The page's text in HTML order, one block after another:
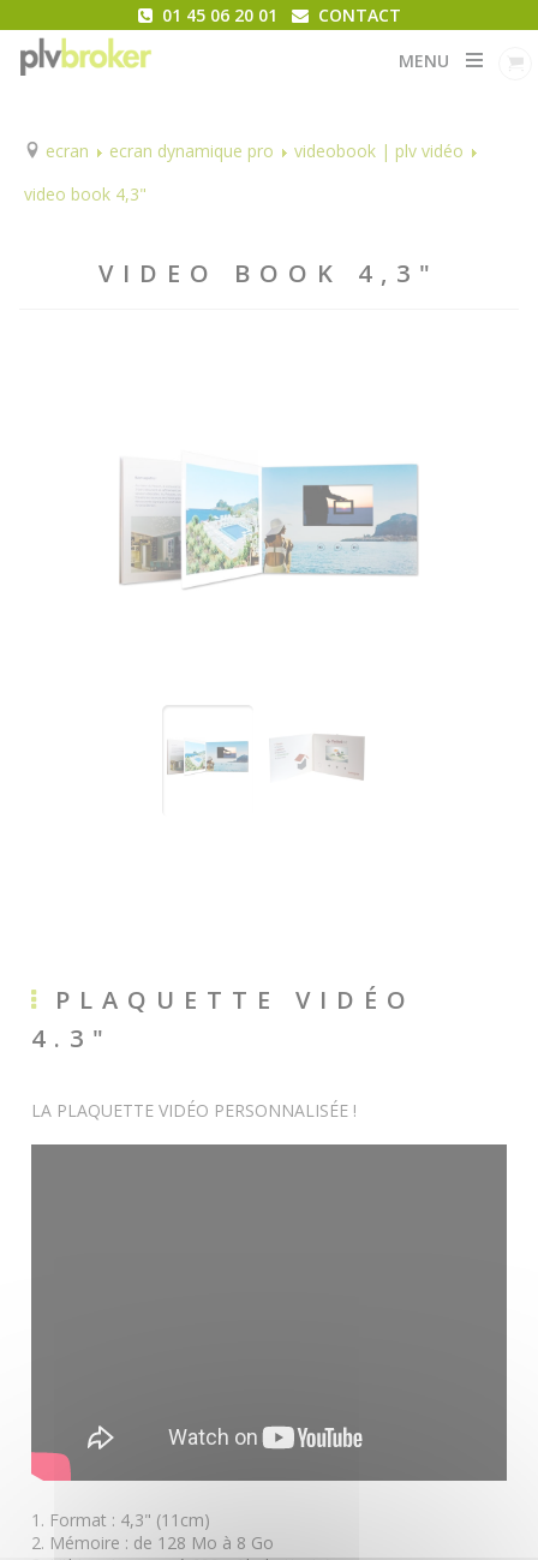
MENU
ecran ecran dynamique pro
videobook | plv vidéo
video book 4,3"
01 45 06 20 01 CONTACT
VIDEO BOOK 4,3"
PLAQUETTE VIDÉO
4.3"
LA PLAQUETTE VIDÉO PERSONNALISÉE !
1. Format : 4,3" (11cm)
2. Mémoire : de 128 Mo à 8 Go